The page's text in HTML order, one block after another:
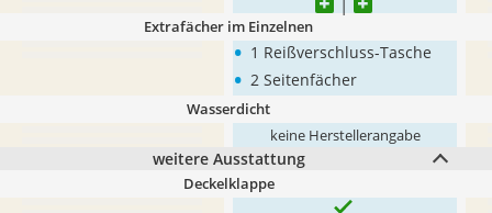
Extrafächer im Einzelnen
• 1 Reißverschluss-Tasche
• 2 Seitenfächer
Wasserdicht
keine Herstellerangabe
weitere Ausstattung
Deckelklappe